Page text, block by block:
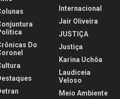
Do
Internacional
Jair Oliveira
JUSTIÇA
Justiça
Karina Uchôa
Laudiceia
Veloso
Meio Ambiente